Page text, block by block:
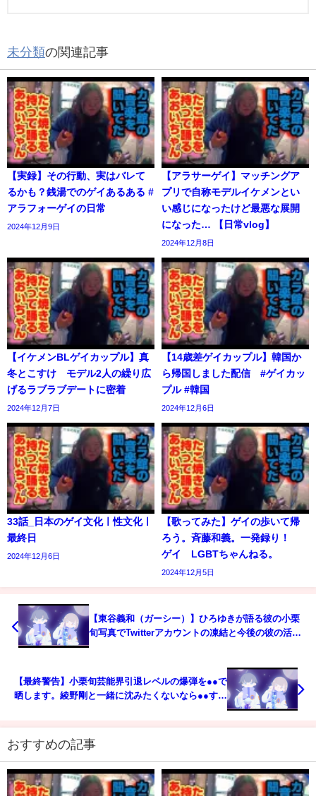
未分類の関連記事
【実録】その行動、実はバレて
るかも？銭湯でのゲイあるある #
アラフォーゲイの日常
2024年12月9日
【アラサーゲイ】マッチングア
プリで自称モデルイケメンとい
い感じになったけど最悪な展開
になった… 【日常vlog】
2024年12月8日
【イケメンBLゲイカップル】真
冬とこすけ モデル2人の繰り広
げるラブラブデートに密着
2024年12月7日
【14歳差ゲイカップル】韓国か
ら帰国しました配信 #ゲイカッ
プル #韓国
2024年12月6日
33話_日本のゲイ文化ㅣ性文化ㅣ
最終日
2024年12月6日
【歌ってみた】ゲイの歩いて帰
ろう。斉藤和義。一発録り！
ゲイ LGBTちゃんねる。
2024年12月5日
【東谷義和（ガーシー）】ひろゆきが語る彼の小栗
旬写真でTwitterアカウントの凍結と今後の彼の活動
【最終警告】小栗旬芸能界引退レベルの爆弾を●●で
晒します。綾野剛と一緒に沈みたくないなら●●する
おすすめの記事